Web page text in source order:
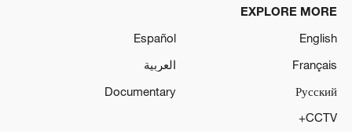
EXPLORE MORE
English
Español
Français
العربية
Русский
Documentary
CCTV+